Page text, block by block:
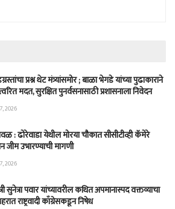
प्रश्न थेट मंत्र्यांसमोर ; बाळा भेगडे यांच्या पुढाकाराने
मदत, सुरक्षित पुनर्वसनासाठी प्रशासनाला निवेदन
2026
: ढोरेवाडा येथील मोरया चौकात सीसीटीव्ही कॅमेरे
उभारण्याची मागणी
2026
सुनेत्रा पवार यांच्यावरील कथित अपमानास्पद वक्तव्याचा
राष्ट्रवादी काँग्रेसकडून निषेध